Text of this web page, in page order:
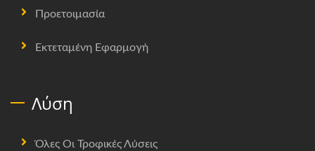
Προετοιμασία
Εκτεταμένη Εφαρμογή
Λύση
Όλες Οι Τροφικές Λύσεις